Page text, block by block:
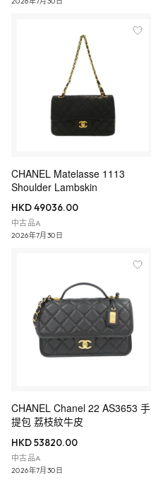
CHANEL Matelasse 1113
Shoulder Lambskin
HKD 49036.00
中古品A
2026年7月30日
CHANEL Chanel 22 AS3653 手
提包 荔枝紋牛皮
HKD 53820.00
中古品A
2026年7月30日